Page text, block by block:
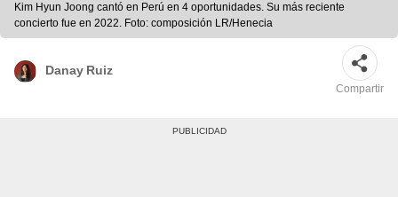
Kim Hyun Joong cantó en Perú en 4 oportunidades. Su más reciente
concierto fue en 2022. Foto: composición LR/Henecia
Danay Ruiz
Compartir